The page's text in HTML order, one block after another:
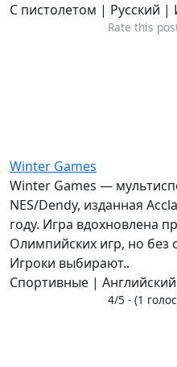
С пистолетом | Русский |
Rate this
Winter Games
Winter Games —
NES/Dendy, изданная
году. Игра вдохновлена
Олимпийских игр, но
Игроки выбирают..
Спортивные |
4/5 - (1